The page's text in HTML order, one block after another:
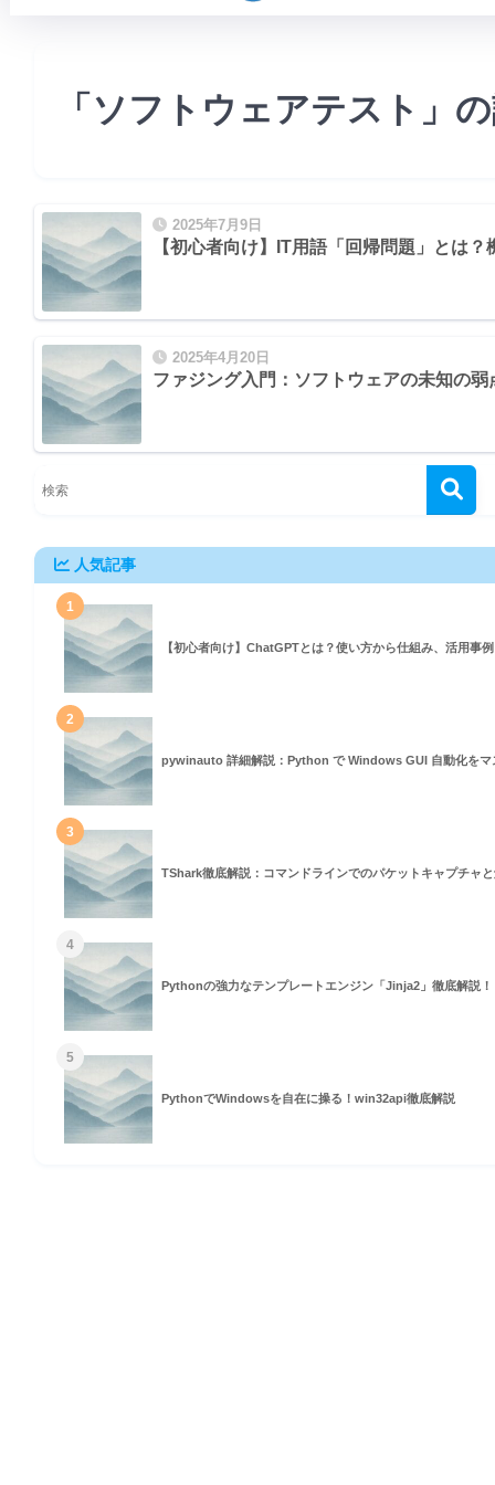
グレッションテスト）」
「ソフトウェアテスト」
2025年7月9日
【初心者向け】IT用語「回帰問題」とは
2025年4月20日
ファジング入門：ソフトウェアの未知の
人気記事
1
【初心者向け】ChatGPTとは？使い方から仕組み、活用事
2
pywinauto 詳細解説：Python で Windows GUI 自動化をマ
3
TShark徹底解説：コマンドラインでのパケットキャプチャ
4
Pythonの強力なテンプレートエンジン「Jinja2」徹底解説！
5
PythonでWindowsを自在に操る！win32api徹底解説